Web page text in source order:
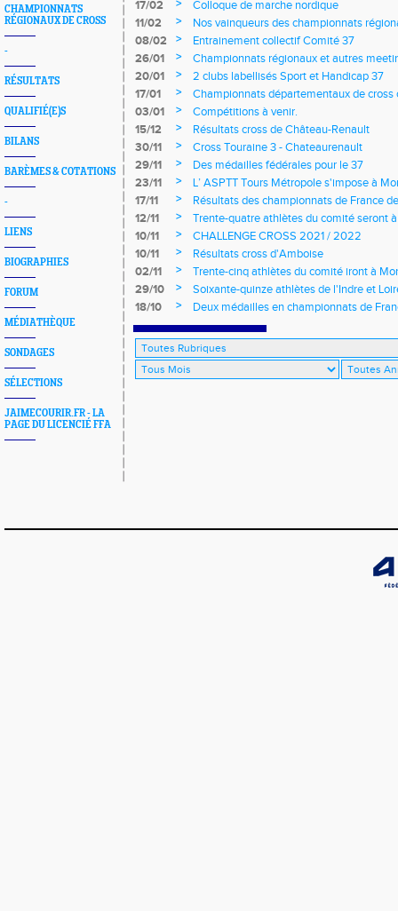
CHAMPIONNATS
RÉGIONAUX DE CROSS
-
RÉSULTATS
QUALIFIÉ(E)S
BILANS
BARÈMES & COTATIONS
-
LIENS
BIOGRAPHIES
FORUM
MÉDIATHÈQUE
SONDAGES
SÉLECTIONS
JAIMECOURIR.FR - LA
PAGE DU LICENCIÉ FFA
17/02
>
Colloque de marche nordique
11/02
>
Nos vainqueurs des championnats
08/02
>
Entrainement collectif Comité 37
26/01
>
Championnats régionaux et autres
20/01
>
2 clubs labellisés Sport et Handicap 37
17/01
>
Championnats départementaux de cross
longs et meetings en salle
03/01 >
Compétitions à venir.
15/12
>
Résultats cross de Château-Renault
30/11
>
Cross Touraine 3 - Chateaurenault
29/11
>
Des médailles fédérales pour le 37
23/11
>
L’ ASPTT Tours Métropole s'impose à
17/11
>
Résultats des championnats de France
12/11
>
Trente-quatre athlètes du comité seront
10/11
>
CHALLENGE CROSS 2021 / 2022
10/11
>
Résultats cross d'Amboise
02/11
>
Trente-cinq athlètes du comité iront à
29/10
>
Soixante-quinze athlètes de l'Indre et
régionaux de cross-country 2021
18/10 > Deux médailles en championnats de